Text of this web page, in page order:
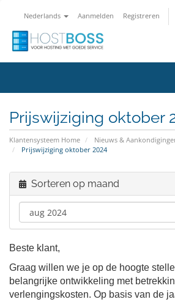
Nederlands Aanmelden Registreren
Prijswijziging oktober
Klantensysteem Home
Nieuws &
Prijswijziging oktober 2024
Sorteren op maand
Beste klant,
Graag willen we je op de hoogte
belangrijke ontwikkeling met
verlengingskosten. Op basis van de